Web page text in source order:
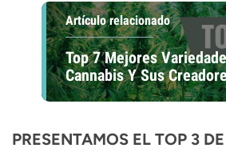
Artículo relacionado
Top 7 Mejores
Cannabis Y Sus
PRESENTAMOS EL TOP 3